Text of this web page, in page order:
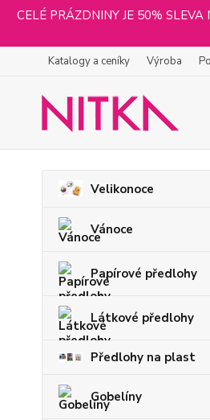
CELÉ PRÁZDNINY JE 50%
Katalogy a ceníky Výroba
Velikonoce
Vánoce
Papírové předlohy
Látkové předlohy
Předlohy na plast
Gobelíny